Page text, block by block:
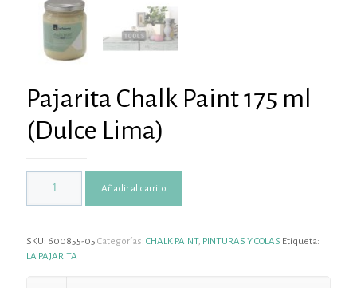
Pajarita Chalk Paint 175 ml
(Dulce Lima)
Añadir al carrito
SKU: 600855-05 Categorías: CHALK PAINT, PINTURAS Y COLAS Etiqueta:
LA PAJARITA